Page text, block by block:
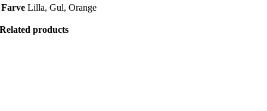
Farve Lilla, Gul, Orange
Related products